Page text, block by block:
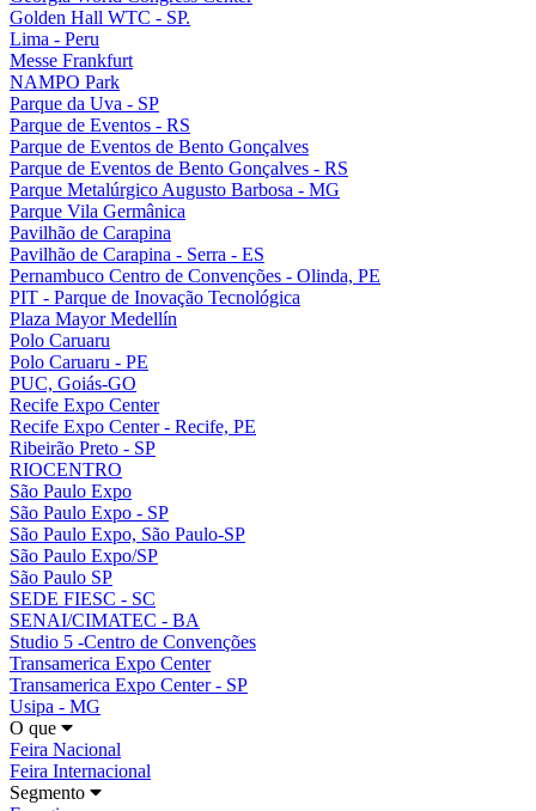
Golden Hall WTC - SP.
Lima - Peru
Messe Frankfurt
NAMPO Park
Parque da Uva - SP
Parque de Eventos - RS
Parque de Eventos de Bento Gonçalves
Parque de Eventos de Bento Gonçalves - RS
Parque Metalúrgico Augusto Barbosa - MG
Parque Vila Germânica
Pavilhão de Carapina
Pavilhão de Carapina - Serra - ES
Pernambuco Centro de Convenções - Olinda, PE
PIT - Parque de Inovação Tecnológica
Plaza Mayor Medellín
Polo Caruaru
Polo Caruaru - PE
PUC, Goiás-GO
Recife Expo Center
Recife Expo Center - Recife, PE
Ribeirão Preto - SP
RIOCENTRO
São Paulo Expo
São Paulo Expo - SP
São Paulo Expo, São Paulo-SP
São Paulo Expo/SP
São Paulo SP
SEDE FIESC - SC
SENAI/CIMATEC - BA
Studio 5 -Centro de Convenções
Transamerica Expo Center
Transamerica Expo Center - SP
Usipa - MG
O que
Feira Nacional
Feira Internacional
Segmento